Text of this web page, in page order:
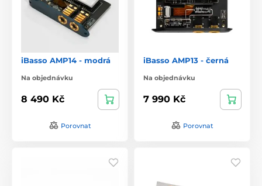
iBasso AMP14 - modrá
Na objednávku
8 490 Kč
Porovnat
iBasso AMP13 - černá
Na objednávku
7 990 Kč
Porovnat